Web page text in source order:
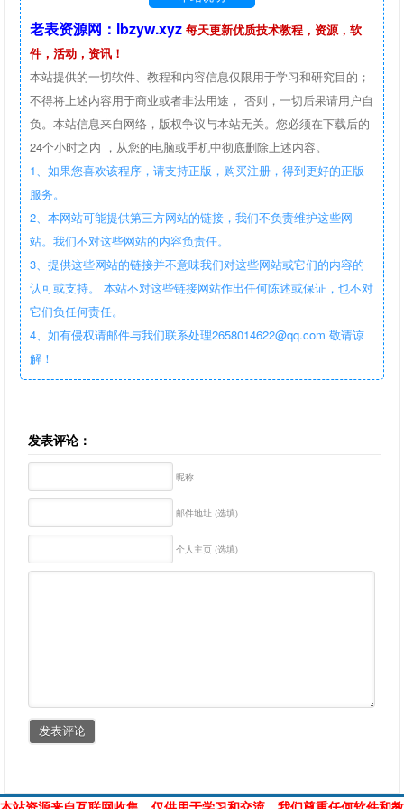
老表资源网：lbzyw.xyz 每天更新优质技术教程，资源，软
件，活动，资讯！
本站提供的一切软件、教程和内容信息仅限用于学习和研究目的；
不得将上述内容用于商业或者非法用途， 否则，一切后果请用户自
负。本站信息来自网络，版权争议与本站无关。您必须在下载后的
24个小时之内 ，从您的电脑或手机中彻底删除上述内容。
1、如果您喜欢该程序，请支持正版，购买注册，得到更好的正版
服务。
2、本网站可能提供第三方网站的链接，我们不负责维护这些网
站。我们不对这些网站的内容负责任。
3、提供这些网站的链接并不意味我们对这些网站或它们的内容的
认可或支持。 本站不对这些链接网站作出任何陈述或保证，也不对
它们负任何责任。
4、如有侵权请邮件与我们联系处理2658014622@qq.com 敬请谅
解！
发表评论：
昵称
邮件地址 (选填)
个人主页 (选填)